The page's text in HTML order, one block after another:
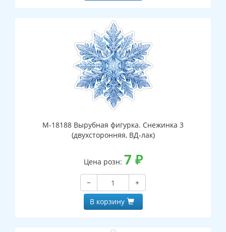
М-18188 Вырубная фигурка. Снежинка 3
(двухсторонняя, ВД-лак)
Цена розн: 7 ₽
−
+
В корзину